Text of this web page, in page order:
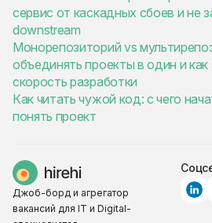
сервис от каскадных сбоев и не
downstream
Монорепозиторий vs
объединять проекты в один и как
скорость разработки
Как читать чужой код: с чего
понять проект
Джоб-борд и агрегатор
вакансий для IT и Digital-